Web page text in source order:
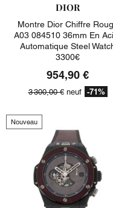
DIOR
Montre Dior Chiffre
A03 084510 36mm En
Automatique Steel
3300€
954,90 €
3 300,00 €neuf -71%
Nouveau